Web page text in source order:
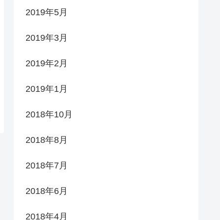
2019年5月
2019年3月
2019年2月
2019年1月
2018年10月
2018年8月
2018年7月
2018年6月
2018年4月